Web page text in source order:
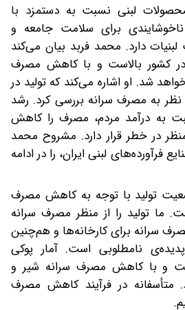
لبنی نسبت به دستمزد با
برای سلامت جامعه و
دارد. محمد فربد بیان می‌کند
در کشور بالاست و با کاهش مصرف
شد. او اشاره می‌کند که تولید در
نظر به مصرف سرانه بررسی کرد. رشد
به درآمد مردم، مصرف را کاهش
در خطر قرار دارد. مشروح محمد
فرآورده‌های لبنی ایران، را در ادامه
تولید با توجه به کاهش مصرف
ما تولید را از منظر مصرف سرانه
سرانه برای کارخانه‌ها و هم‌چنین
نامطلوبی است. آمار پوکی
و با کاهش مصرف سرانه شیر و
متأسفانه در فرآیند کاهش مصرف